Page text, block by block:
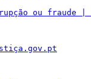
ou fraude |